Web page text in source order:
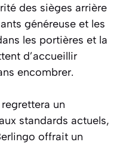
des sièges arrière
généreuse et les
les portières et la
d’accueillir
encombrer.
un
standards actuels,
offrait un